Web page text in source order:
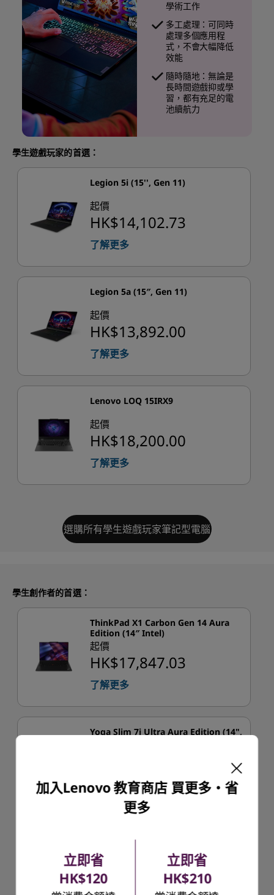
學術工作
多工處理：可同時
處理多個應用程
式，不會大幅降低
效能
隨時隨地：無論是
長時間遊戲抑或學
習，都有充足的電
池續航力
學生遊戲玩家的首選：
Legion 5i (15'', Gen 11)
起價
HK$14,102.73
了解更多
Legion 5a (15″, Gen 11)
起價
HK$13,892.00
了解更多
Lenovo LOQ 15IRX9
起價
HK$18,200.00
了解更多
選購所有學生遊戲玩家筆記型電腦
學生創作者的首選：
ThinkPad X1 Carbon Gen 14 Aura
Edition (14″ Intel)
起價
HK$17,847.03
了解更多
Yoga Slim 7i Ultra Aura Edition (14",
了解更多
Yoga 7i 2-in-1 Aura Edition (14", Gen
11)
起價
HK$9,096.09
加入Lenovo 教育商店 買更多‧省
更多
立即省
HK$120
立即省
HK$210